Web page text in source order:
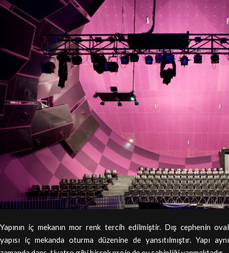
Yapının iç mekanın mor renk tercih edilmiştir. Dış cephenin oval
yapısı iç mekanda oturma düzenine de yansıtılmıştır. Yapı aynı